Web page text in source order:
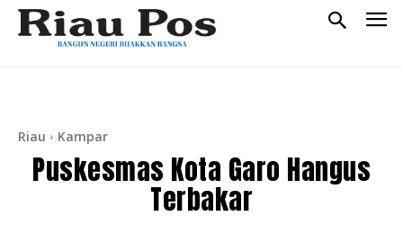
Riau Kampar
Puskesmas Kota Garo Hangus
Terbakar